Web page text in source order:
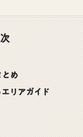
とめ
リアガイド